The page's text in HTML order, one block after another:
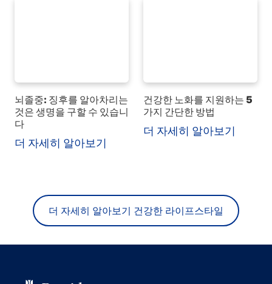
뇌졸중: 징후를 알아차리는
것은 생명을 구할 수 있습니
다
더 자세히 알아보기
건강한 노화를 지원하는 5
가지 간단한 방법
더 자세히 알아보기
더 자세히 알아보기 건강한 라이프스타일